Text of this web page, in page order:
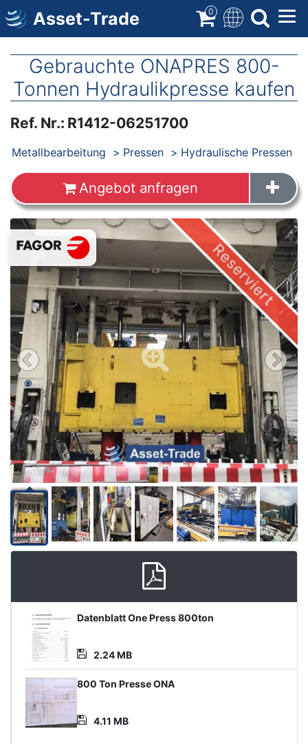
Direkt
zum
Inhalt
Asset-Trade 0
Gebrauchte ONAPRES 800-
Tonnen Hydraulikpresse kaufen
Ref. Nr.: R1412-06251700
Produkte
Metallbearbeitung Pressen Hydraulische Pressen
Angebot anfragen
Images
Reserviert
Product
Document
Datenblatt One Press 800ton
2.24 MB
800 Ton Presse ONA
4.11 MB